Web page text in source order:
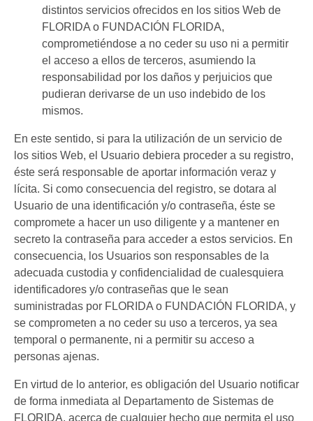
distintos servicios ofrecidos en los sitios Web de
FLORIDA o FUNDACIÓN FLORIDA,
comprometiéndose a no ceder su uso ni a permitir
el acceso a ellos de terceros, asumiendo la
responsabilidad por los daños y perjuicios que
pudieran derivarse de un uso indebido de los
mismos.
En este sentido, si para la utilización de un servicio de
los sitios Web, el Usuario debiera proceder a su registro,
éste será responsable de aportar información veraz y
lícita. Si como consecuencia del registro, se dotara al
Usuario de una identificación y/o contraseña, éste se
compromete a hacer un uso diligente y a mantener en
secreto la contraseña para acceder a estos servicios. En
consecuencia, los Usuarios son responsables de la
adecuada custodia y confidencialidad de cualesquiera
identificadores y/o contraseñas que le sean
suministradas por FLORIDA o FUNDACIÓN FLORIDA, y
se comprometen a no ceder su uso a terceros, ya sea
temporal o permanente, ni a permitir su acceso a
personas ajenas.
En virtud de lo anterior, es obligación del Usuario notificar
de forma inmediata al Departamento de Sistemas de
FLORIDA, acerca de cualquier hecho que permita el uso